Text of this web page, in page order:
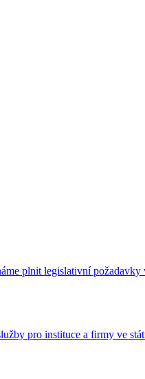
plnit legislativní požadavky
pro instituce a firmy ve